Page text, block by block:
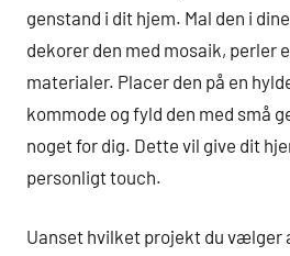
genstand i dit hjem. Mal den i
dekorer den med mosaik, perler
materialer. Placer den på en
kommode og fyld den med små
noget for dig. Dette vil give dit
personligt touch.
Uanset hvilket projekt du vælger